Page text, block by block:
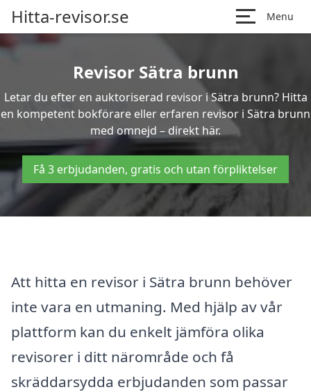
Hitta-revisor.se Menu
Revisor Sätra brunn
Letar du efter en auktoriserad revisor i Sätra brunn? Hitta
en kompetent bokförare eller erfaren revisor i Sätra brunn
med omnejd – direkt här.
Få 3 erbjudanden, gratis och utan förpliktelser
Att hitta en revisor i Sätra brunn behöver
inte vara en utmaning. Med hjälp av vår
plattform kan du enkelt jämföra olika
revisorer i ditt närområde och få
skräddarsydda erbjudanden som passar